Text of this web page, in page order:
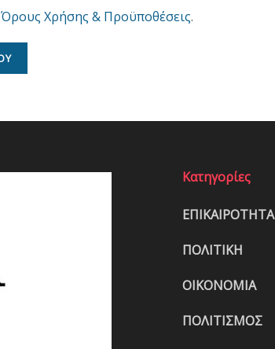
Όρους Χρήσης & Προϋποθέσεις.
Κατηγορίες
ΕΠΙΚΑΙΡΟΤΗΤΑ
ΠΟΛΙΤΙΚΗ
ΟΙΚΟΝΟΜΙΑ
ΠΟΛΙΤΙΣΜΟΣ